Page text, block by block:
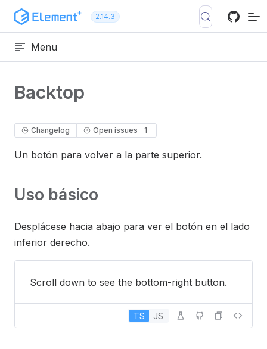
Ir al contenido 2.14.3
Menu
Backtop
Changelog Open issues 1
Un botón para volver a la parte superior.
Uso básico
Desplácese hacia abajo para ver el botón en el lado
inferior derecho.
Scroll down to see the bottom-right button.
TS JS